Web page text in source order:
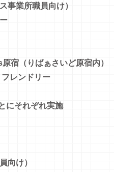
事業所職員向け）
ばぁさいど原宿内）
ンドリー
それぞれ実施
向け）